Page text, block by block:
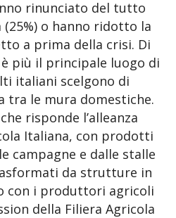
rinunciato del tutto
o hanno ridotto la
a prima della crisi. Di
più il principale luogo di
italiani scelgono di
tra le mura domestiche.
risponde l’alleanza
Italiana, con prodotti
campagne e dalle stalle
da strutture in
con i produttori agricoli
della Filiera Agricola